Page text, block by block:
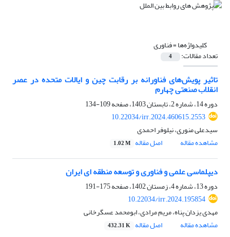
کلیدواژه‌ها =فناوری
تعداد مقالات: 4
تاثیر پویش‌های فناورانه بر رقابت چین و ایالات متحده در عصر
انقلاب صنعتی چهارم
دوره 14، شماره 2، تابستان 1403، صفحه
109-134
10.22034/irr.2024.460615.2553
سیدعلی منوری، نیلوفر احمدی
مشاهده مقاله
اصل مقاله 1.02 M
دیپلماسی علمی و فناوری و توسعه منطقه ای ایران
دوره 13، شماره 4، زمستان 1402، صفحه
175-191
10.22034/irr.2024.195854
مهدی یزدان پناه، مریم مرادی، ابومحمد عسگرخانی
مشاهده مقاله
اصل مقاله 432.31 K